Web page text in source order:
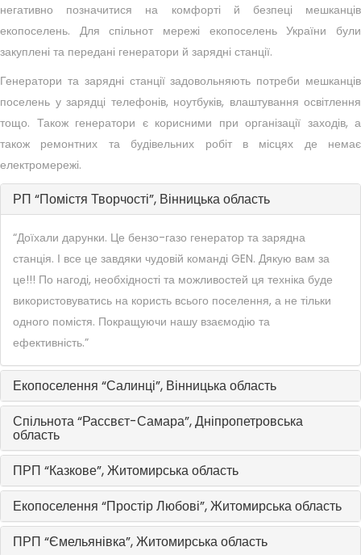
негативно позначитися на комфорті й безпеці мешканців
екопоселень. Для спільнот мережі екопоселень України були
закуплені та передані генератори й зарядні станції.
Генератори та зарядні станції задовольняють потреби мешканців
поселень у зарядці телефонів, ноутбуків, влаштування освітлення
тощо. Також генератори є корисними при організації заходів, а
також ремонтних та будівельних робіт в місцях де немає
електромережі.
РП “Помістя Творчості”, Вінницька область
“Доїхали дарунки. Це бензо-газо генератор та зарядна
станція. І все це завдяки чудовій команді GEN. Дякую вам за
це!!! По нагоді, необхідності та можливостей ця техніка буде
використовуватись на користь всього поселення, а не тільки
одного помістя. Покращуючи нашу взаємодію та
ефективність.”
Екопоселення “Салинці”, Вінницька область
Спільнота “Рассвєт-Самара”, Дніпропетровська
область
ПРП “Казкове”, Житомирська область
Екопоселення “Простір Любові”, Житомирська область
ПРП “Ємельянівка”, Житомирська область